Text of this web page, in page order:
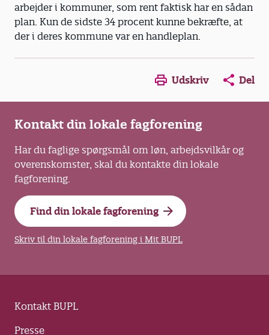
arbejder i kommuner, som rent faktisk har en sådan
plan. Kun de sidste 34 procent kunne bekræfte, at
der i deres kommune var en handleplan.
Opens in a new window
Opens in a new
Opens in
Udskriv Del
Kontakt din lokale fagforening
Har du faglige spørgsmål om løn, arbejdsvilkår og
overenskomster, skal du kontakte din lokale
fagforening.
Find din lokale fagforening
Skriv til din lokale fagforening i Mit BUPL
Kontakt BUPL
Presse